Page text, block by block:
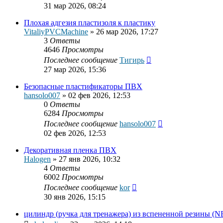
31 мар 2026, 08:24
Плохая адгезия пластизоля к пластику
VitaliyPVCMachine » 26 мар 2026, 17:27
3 Ответы
4646 Просмотры
Последнее сообщение Тигирь
27 мар 2026, 15:36
Безопасные пластификаторы ПВХ
hansolo007 » 02 фев 2026, 12:53
0 Ответы
6284 Просмотры
Последнее сообщение hansolo007
02 фев 2026, 12:53
Декоративная пленка ПВХ
Halogen » 27 янв 2026, 10:32
4 Ответы
6002 Просмотры
Последнее сообщение kor
30 янв 2026, 15:15
цилиндр (ручка для тренажера) из вспененной резины